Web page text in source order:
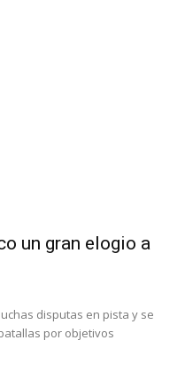
un gran elogio a
disputas en pista y se
por objetivos